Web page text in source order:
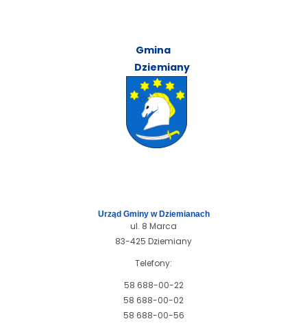
Gmina
Dziemiany
Urząd Gminy w Dziemianach
ul. 8 Marca
83-425 Dziemiany
Telefony:
58 688-00-22
58 688-00-02
58 688-00-56